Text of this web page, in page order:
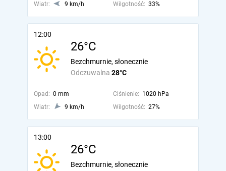
Wiatr:
9 km/h Wilgotność: 33%
12:00
26°C
Odczuwalna 28°C
Bezchmurnie, słonecznie
Opad: 0 mm Ciśnienie: 1020 hPa
Wiatr:
9 km/h Wilgotność: 27%
13:00
26°C
Bezchmurnie, słonecznie